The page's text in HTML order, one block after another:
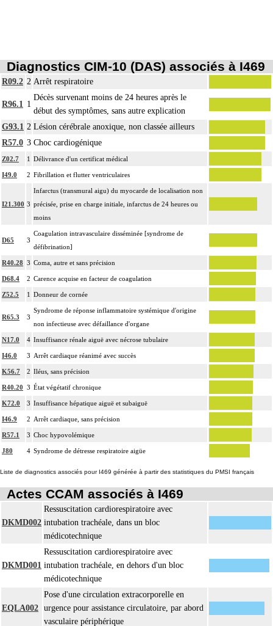
Diagnostics CIM-10 (DAS) associés à I469
R09.2 2 Arrêt respiratoire
R96.1 1
Décès survenant moins de 24 heures après le
début des symptômes, sans autre explication
G93.1 2 Lésion cérébrale anoxique, non classée ailleurs
R57.0 3 Choc cardiogénique
Z02.7 1 Délivrance d'un certificat médical
I49.0 2 Fibrillation et flutter ventriculaires
I21.300 3
Infarctus (transmural aigu) du myocarde de localisation non
précisée, prise en charge initiale, infarctus de 24 heures ou
moins
D65 3
Coagulation intravasculaire disséminée [syndrome de
défibrination]
R40.28 3 Coma, autre et sans précision
D68.4 2 Carence acquise en facteur de coagulation
Z52.5 1 Donneur de cornée
R65.3 3
Syndrome de réponse inflammatoire systémique d'origine
non infectieuse avec défaillance d'organe
N17.0 4 Insuffisance rénale aiguë avec nécrose tubulaire
I46.0 3 Arrêt cardiaque réanimé avec succès
K56.7 2 Iléus, sans précision
R40.20 3 État végétatif chronique
K72.0 3 Insuffisance hépatique aiguë et subaiguë
I46.9 2 Arrêt cardiaque, sans précision
R57.1 3 Choc hypovolémique
J80 4 Syndrome de détresse respiratoire aigüe
Liste de diagnostics associés pour I469 générée à partir des statistiques du PMSI français
Actes CCAM associés à I469
DKMD002
Ressuscitation cardiorespiratoire avec
intubation trachéale, dans un bloc
médicotechnique
DKMD001
Ressuscitation cardiorespiratoire avec
intubation trachéale, en dehors d'un bloc
médicotechnique
EQLA002
Pose d'une circulation extracorporelle en
urgence pour assistance circulatoire, par abord
vasculaire périphérique